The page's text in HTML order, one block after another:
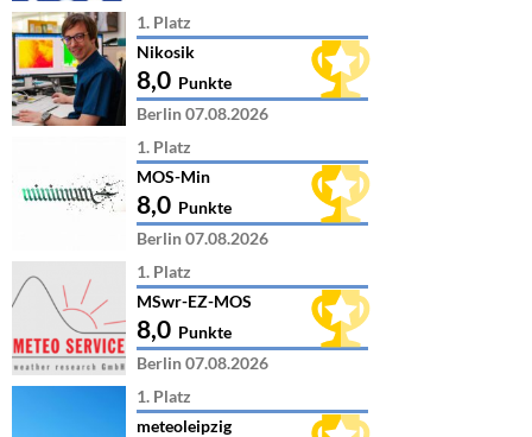
1. Platz
Nikosik
8,0 Punkte
Berlin 07.08.2026
1. Platz
MOS-Min
8,0 Punkte
Berlin 07.08.2026
1. Platz
MSwr-EZ-MOS
8,0 Punkte
Berlin 07.08.2026
1. Platz
meteoleipzig